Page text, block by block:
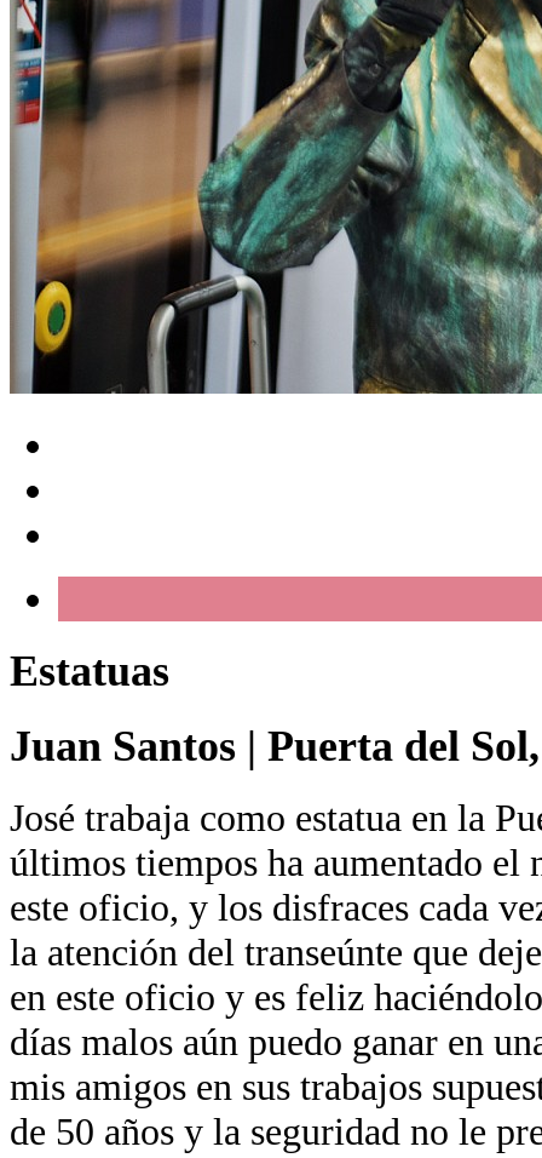
Estatuas
Juan Santos | Puerta del
José trabaja como estatua en la
últimos tiempos ha aumentado el
este oficio, y los disfraces cada
la atención del transeúnte que
en este oficio y es feliz
días malos aún puedo ganar en
mis amigos en sus trabajos
de 50 años y la seguridad no le